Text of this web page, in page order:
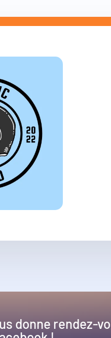
donne rendez-